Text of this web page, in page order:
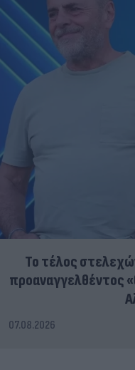
Το τέλος
προαναγγελθέντος
07.08.2026